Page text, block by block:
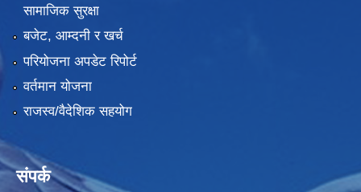
सामाजिक सुरक्षा
बजेट, आम्दनी र खर्च
परियोजना अपडेट रिपोर्ट
वर्तमान योजना
राजस्व/वैदेशिक सहयोग
संपर्क